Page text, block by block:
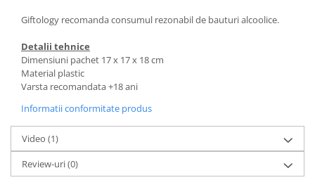
Giftology recomanda consumul rezonabil de bauturi alcoolice.
Detalii tehnice
Dimensiuni pachet 17 x 17 x 18 cm
Material plastic
Varsta recomandata +18 ani
Informatii conformitate produs
Video (1)
Review-uri(0)